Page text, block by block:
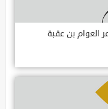
العوام بن عقبة